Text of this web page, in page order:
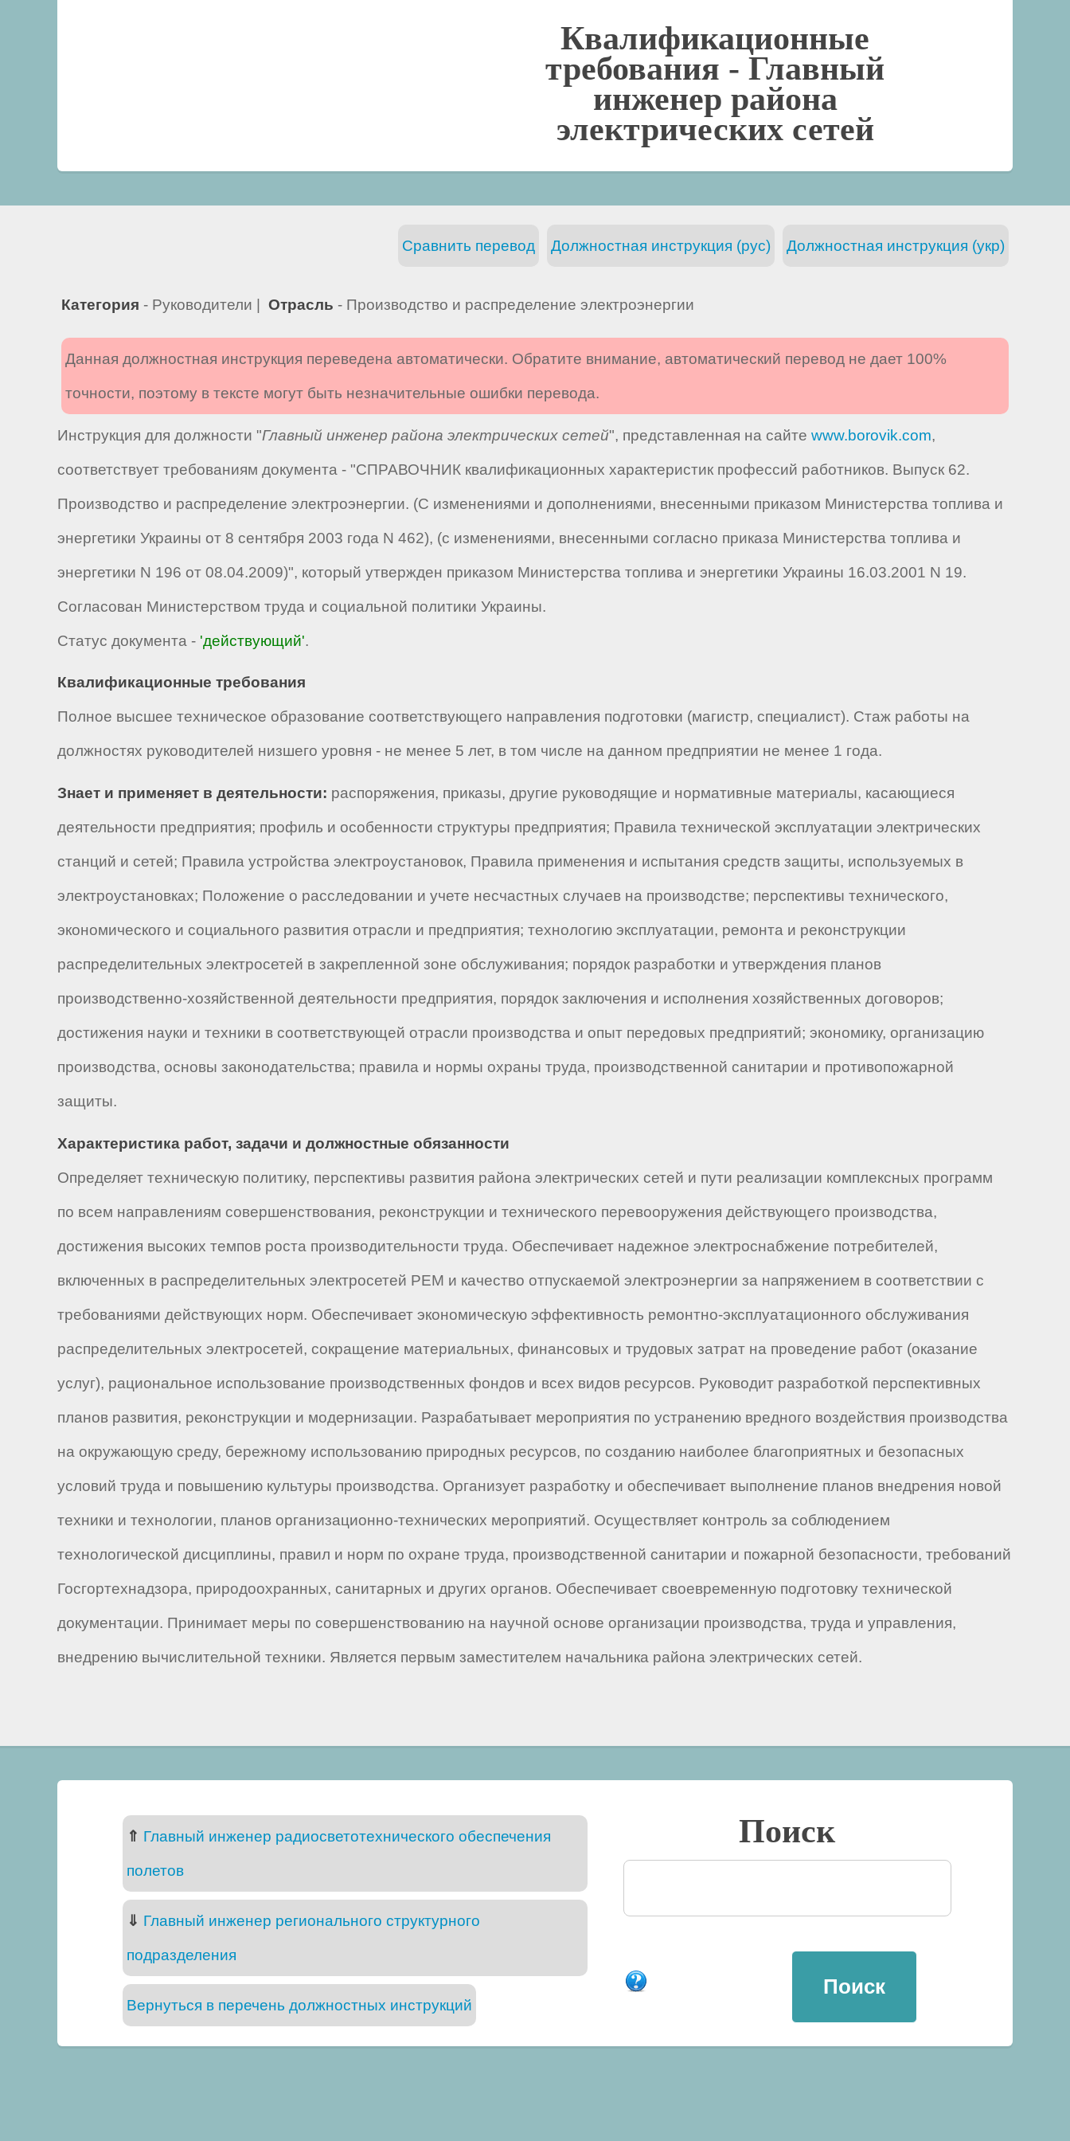
Квалификационные
требования -Главный
инженер района
электрических сетей
Должностная инструкция (укр)
Должностная инструкция (рус)
Сравнить перевод
Категория - Руководители | Отрасль - Производство и распределение электроэнергии
Данная должностная инструкция переведена автоматически. Обратите внимание, автоматический перевод не дает 100%
точности, поэтому в тексте могут быть незначительные ошибки перевода.
Инструкция для должности "Главный инженер района электрических сетей", представленная на сайте www.borovik.com,
соответствует требованиям документа - "СПРАВОЧНИК квалификационных характеристик профессий работников. Выпуск 62.
Производство и распределение электроэнергии. (С изменениями и дополнениями, внесенными приказом Министерства топлива и
энергетики Украины от 8 сентября 2003 года N 462), (с изменениями, внесенными согласно приказа Министерства топлива и
энергетики N 196 от 08.04.2009)", который утвержден приказом Министерства топлива и энергетики Украины 16.03.2001 N 19.
Согласован Министерством труда и социальной политики Украины.
Статус документа - 'действующий'.
Квалификационные требования
Полное высшее техническое образование соответствующего направления подготовки (магистр, специалист). Стаж работы на
должностях руководителей низшего уровня - не менее 5 лет, в том числе на данном предприятии не менее 1 года.
Знает и применяет в деятельности: распоряжения, приказы, другие руководящие и нормативные материалы, касающиеся
деятельности предприятия; профиль и особенности структуры предприятия; Правила технической эксплуатации электрических
станций и сетей; Правила устройства электроустановок, Правила применения и испытания средств защиты, используемых в
электроустановках; Положение о расследовании и учете несчастных случаев на производстве; перспективы технического,
экономического и социального развития отрасли и предприятия; технологию эксплуатации, ремонта и реконструкции
распределительных электросетей в закрепленной зоне обслуживания; порядок разработки и утверждения планов
производственно-хозяйственной деятельности предприятия, порядок заключения и исполнения хозяйственных договоров;
достижения науки и техники в соответствующей отрасли производства и опыт передовых предприятий; экономику, организацию
производства, основы законодательства; правила и нормы охраны труда, производственной санитарии и противопожарной
защиты.
Характеристика работ, задачи и должностные обязанности
Определяет техническую политику, перспективы развития района электрических сетей и пути реализации комплексных программ
по всем направлениям совершенствования, реконструкции и технического перевооружения действующего производства,
достижения высоких темпов роста производительности труда. Обеспечивает надежное электроснабжение потребителей,
включенных в распределительных электросетей РЕМ и качество отпускаемой электроэнергии за напряжением в соответствии с
требованиями действующих норм. Обеспечивает экономическую эффективность ремонтно-эксплуатационного обслуживания
распределительных электросетей, сокращение материальных, финансовых и трудовых затрат на проведение работ (оказание
услуг), рациональное использование производственных фондов и всех видов ресурсов. Руководит разработкой перспективных
планов развития, реконструкции и модернизации. Разрабатывает мероприятия по устранению вредного воздействия производства
на окружающую среду, бережному использованию природных ресурсов, по созданию наиболее благоприятных и безопасных
условий труда и повышению культуры производства. Организует разработку и обеспечивает выполнение планов внедрения новой
техники и технологии, планов организационно-технических мероприятий. Осуществляет контроль за соблюдением
технологической дисциплины, правил и норм по охране труда, производственной санитарии и пожарной безопасности, требований
Госгортехнадзора, природоохранных, санитарных и других органов. Обеспечивает своевременную подготовку технической
документации. Принимает меры по совершенствованию на научной основе организации производства, труда и управления,
внедрению вычислительной техники. Является первым заместителем начальника района электрических сетей.
⇑ Главный инженер радиосветотехнического обеспечения
полетов
⇓ Главный инженер регионального структурного
подразделения
Вернуться в перечень должностных инструкций
Поиск